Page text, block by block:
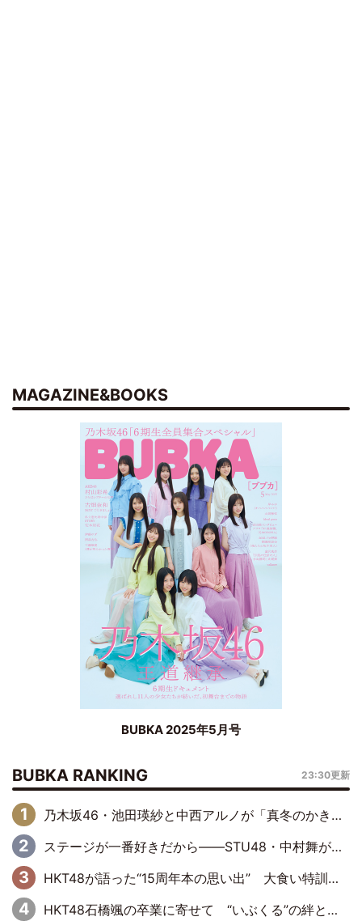
MAGAZINE&BOOKS
BUBKA 2025年5月号
BUBKA RANKING 23:30更新
乃木坂46・池田瑛紗と中西アルノが「真冬のかき氷」騒動で火花散らす！ 因縁の裏にあるのは、逆境をともに“凌”ぐ似た者同士の絆
ステージが一番好きだから――STU48・中村舞が描く“これからの私”
HKT48が語った“15周年本の思い出” 大食い特訓・守護霊企画・制服グラビア…盛りだくさんの裏話
HKT48石橋颯の卒業に寄せて “いぶくる”の絆と後輩・龍頭綺音の決意